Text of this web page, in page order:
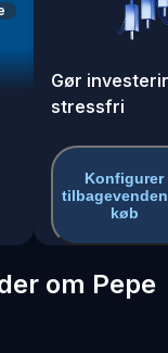
Gør
stressfri
Konfigurer
køb
om Pepe